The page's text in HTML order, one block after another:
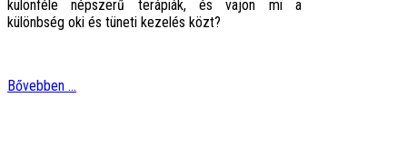
különféle népszerű terápiák, és vajon mi a
különbség oki és tüneti kezelés közt?
Bővebben ...